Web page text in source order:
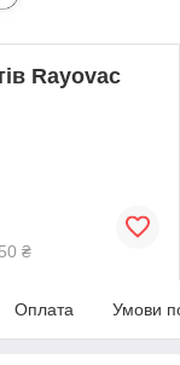
Rayovac
₴
Оплата Умови